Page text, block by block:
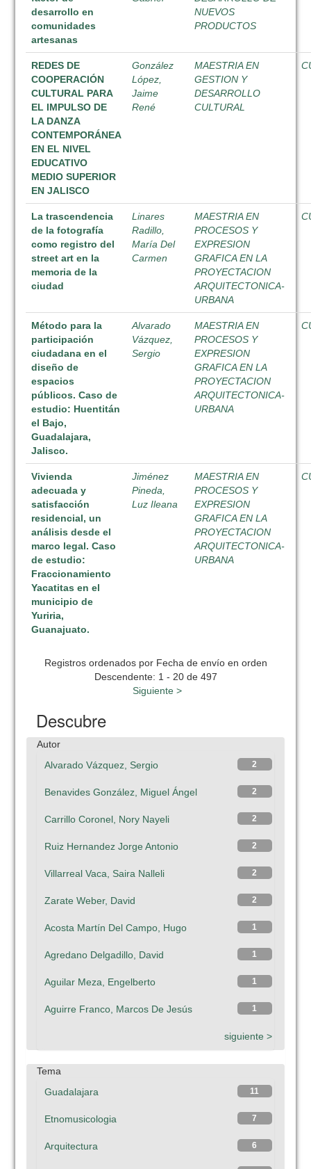
desarrollo en
comunidades
artesanas
NUEVOS
PRODUCTOS
REDES DE
COOPERACIÓN
CULTURAL PARA
EL IMPULSO DE
LA DANZA
CONTEMPORÁNEA
EN EL NIVEL
EDUCATIVO
MEDIO SUPERIOR
EN JALISCO
González
López,
Jaime
René
MAESTRIA EN
GESTION Y
DESARROLLO
CULTURAL
La trascendencia
de la fotografía
como registro del
street art en la
memoria de la
ciudad
Linares
Radillo,
María Del
Carmen
MAESTRIA EN
PROCESOS Y
EXPRESION
GRAFICA EN LA
PROYECTACION
ARQUITECTONICA-
URBANA
Método para la
participación
ciudadana en el
diseño de
espacios
públicos. Caso de
estudio: Huentitán
el Bajo,
Guadalajara,
Jalisco.
Alvarado
Vázquez,
Sergio
MAESTRIA EN
PROCESOS Y
EXPRESION
GRAFICA EN LA
PROYECTACION
ARQUITECTONICA-
URBANA
Vivienda
adecuada y
satisfacción
residencial, un
análisis desde el
marco legal. Caso
de estudio:
Fraccionamiento
Yacatitas en el
municipio de
Yuriria,
Guanajuato.
Jiménez
Pineda,
Luz Ileana
MAESTRIA EN
PROCESOS Y
EXPRESION
GRAFICA EN LA
PROYECTACION
ARQUITECTONICA-
URBANA
Registros ordenados por Fecha de envío en orden
Descendente: 1 - 20 de 497
Siguiente >
Descubre
Autor
2
Alvarado Vázquez, Sergio
2
Benavides González, Miguel Ángel
2
Carrillo Coronel, Nory Nayeli
2
Ruiz Hernandez Jorge Antonio
2
Villarreal Vaca, Saira Nalleli
2
Zarate Weber, David
1
Acosta Martín Del Campo, Hugo
1
Agredano Delgadillo, David
1
Aguilar Meza, Engelberto
1
Aguirre Franco, Marcos De Jesús
siguiente >
Tema
11
Guadalajara
7
Etnomusicologia
6
Arquitectura